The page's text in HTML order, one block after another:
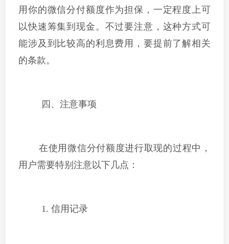
用你的微信分付额度作为担保，一定程度上可
以快速筹集到现金。不过要注意，这种方式可
能涉及到比较高的利息费用，要提前了解相关
的条款。
四、注意事项
在使用微信分付额度进行取现的过程中，
用户需要特别注意以下几点：
1. 信用记录